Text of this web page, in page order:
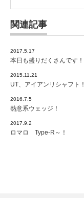
関連記事
2017.5.17
本日も盛りだくさんです！
2015.11.21
UT、アイアンリシャフト！
2016.7.5
熱意系ウェッジ！
2017.9.2
ロマロ Type-R～！